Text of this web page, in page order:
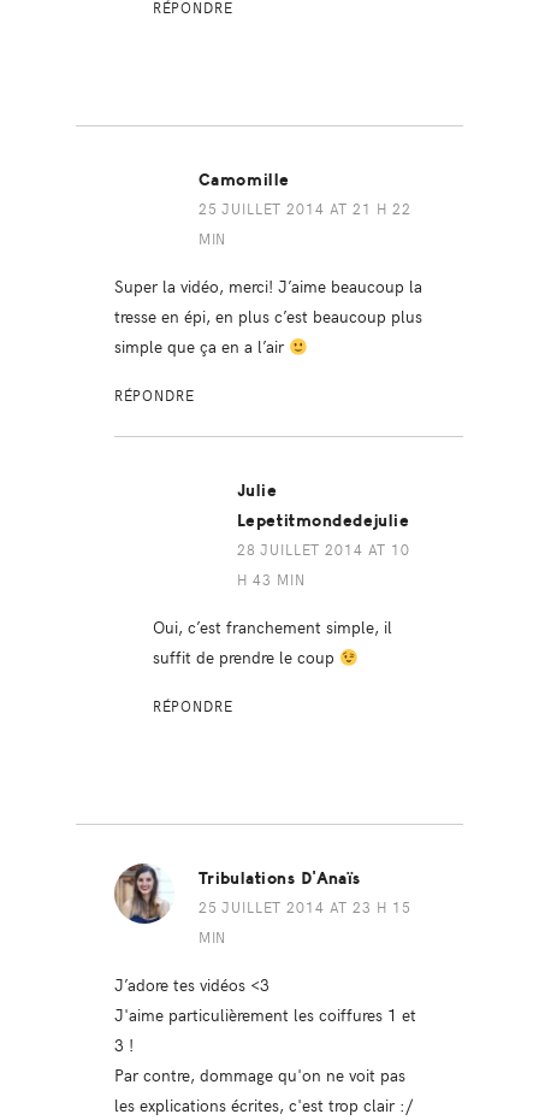
RÉPONDRE
Camomille
25 JUILLET 2014 AT 21 H 22
MIN
Super la vidéo, merci! J’aime beaucoup la
tresse en épi, en plus c’est beaucoup plus
simple que ça en a l’air
RÉPONDRE
Julie
Lepetitmondedejulie
28 JUILLET 2014 AT 10
H 43 MIN
Oui, c’est franchement simple, il
suffit de prendre le coup
RÉPONDRE
Tribulations D'Anaïs
25 JUILLET 2014 AT 23 H 15
MIN
J’adore tes vidéos <3
J'aime particulièrement les coiffures 1 et
3 !
Par contre, dommage qu'on ne voit pas
les explications écrites, c'est trop clair :/